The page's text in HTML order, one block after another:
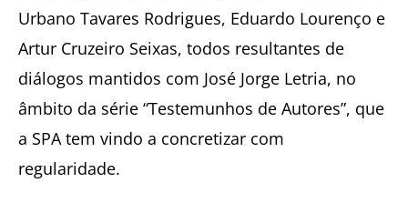
Urbano Tavares Rodrigues, Eduardo Lourenço e
Artur Cruzeiro Seixas, todos resultantes de
diálogos mantidos com José Jorge Letria, no
âmbito da série “Testemunhos de Autores”, que
a SPA tem vindo a concretizar com
regularidade.